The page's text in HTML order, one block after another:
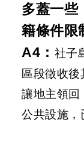
多蓋一些
籍條件限
A4： 社子
區段徵收
讓地主領回
公共設施，